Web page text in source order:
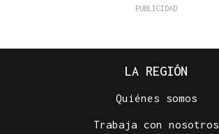
LA REGIÓN
Quiénes somos
Trabaja con nosotros